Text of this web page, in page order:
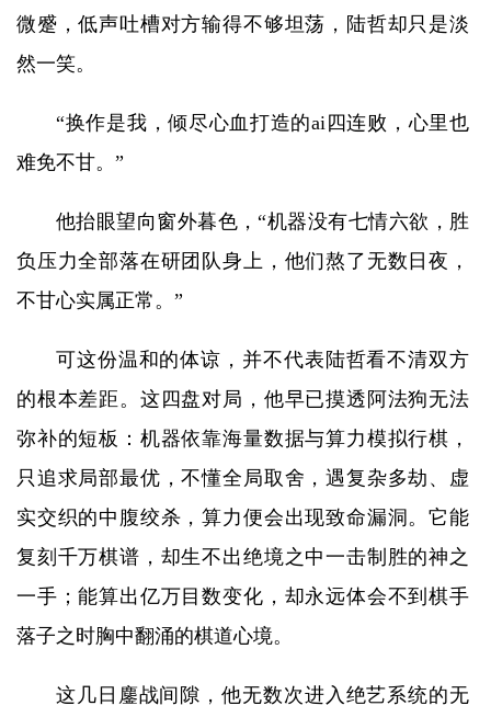
微蹙，低声吐槽对方输得不够坦荡，陆哲却只是淡
然一笑。
“换作是我，倾尽心血打造的ai四连败，心里也
难免不甘。”
他抬眼望向窗外暮色，“机器没有七情六欲，胜
负压力全部落在研团队身上，他们熬了无数日夜，
不甘心实属正常。”
可这份温和的体谅，并不代表陆哲看不清双方
的根本差距。这四盘对局，他早已摸透阿法狗无法
弥补的短板：机器依靠海量数据与算力模拟行棋，
只追求局部最优，不懂全局取舍，遇复杂多劫、虚
实交织的中腹绞杀，算力便会出现致命漏洞。它能
复刻千万棋谱，却生不出绝境之中一击制胜的神之
一手；能算出亿万目数变化，却永远体会不到棋手
落子之时胸中翻涌的棋道心境。
这几日鏖战间隙，他无数次进入绝艺系统的无